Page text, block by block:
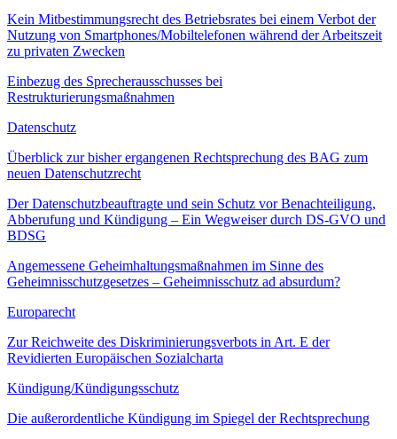
Kein Mitbestimmungsrecht des Betriebsrates bei einem Verbot der
Nutzung von Smartphones/Mobiltelefonen während der Arbeitszeit
zu privaten Zwecken
Einbezug des Sprecherausschusses bei
Restrukturierungsmaßnahmen
Datenschutz
Überblick zur bisher ergangenen Rechtsprechung des BAG zum
neuen Datenschutzrecht
Der Datenschutzbeauftragte und sein Schutz vor Benachteiligung,
Abberufung und Kündigung – Ein Wegweiser durch DS-GVO und
BDSG
Angemessene Geheimhaltungsmaßnahmen im Sinne des
Geheimnisschutzgesetzes – Geheimnisschutz ad absurdum?
Europarecht
Zur Reichweite des Diskriminierungsverbots in Art. E der
Revidierten Europäischen Sozialcharta
Kündigung/Kündigungsschutz
Die außerordentliche Kündigung im Spiegel der Rechtsprechung